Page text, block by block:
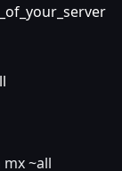
mx ~all